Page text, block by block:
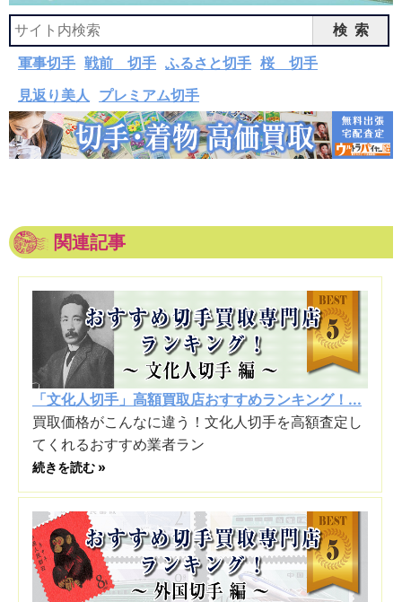
検索
軍事切手 戦前 切手 ふるさと切手 桜 切手
見返り美人 プレミアム切手
関連記事
「文化人切手」高額買取店おすすめランキング！...
買取価格がこんなに違う！文化人切手を高額査定し
てくれるおすすめ業者ラン
続きを読む »